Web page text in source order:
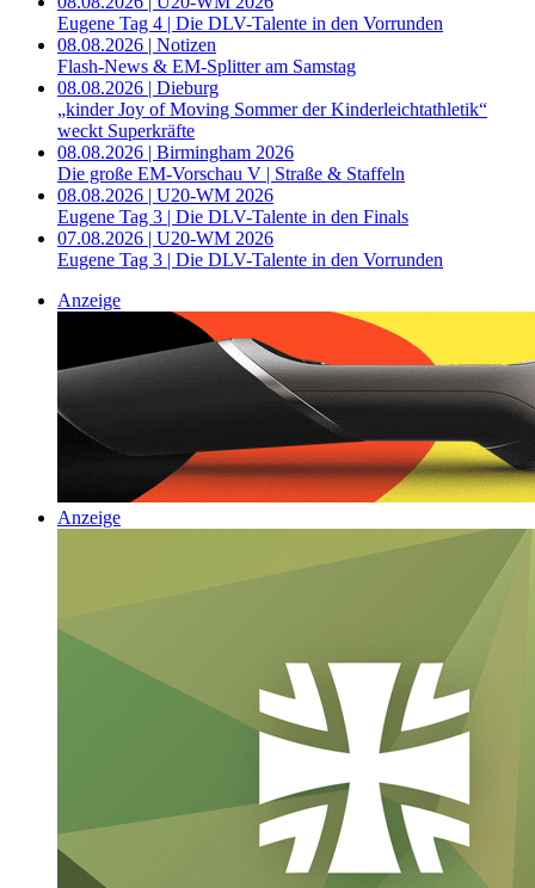
Eugene Tag 4 | Die DLV-Talente in den Vorrunden
08.08.2026 | Notizen
Flash-News & EM-Splitter am Samstag
08.08.2026 | Dieburg
„kinder Joy of Moving Sommer der Kinderleichtathletik“
weckt Superkräfte
08.08.2026 | Birmingham 2026
Die große EM-Vorschau V | Straße & Staffeln
08.08.2026 | U20-WM 2026
Eugene Tag 3 | Die DLV-Talente in den Finals
07.08.2026 | U20-WM 2026
Eugene Tag 3 | Die DLV-Talente in den Vorrunden
Anzeige
Anzeige